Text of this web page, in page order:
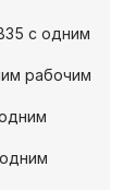
с одним
рабочим